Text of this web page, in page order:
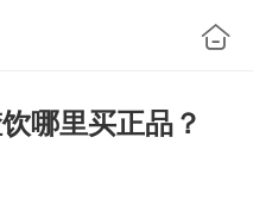
哪里买正品？